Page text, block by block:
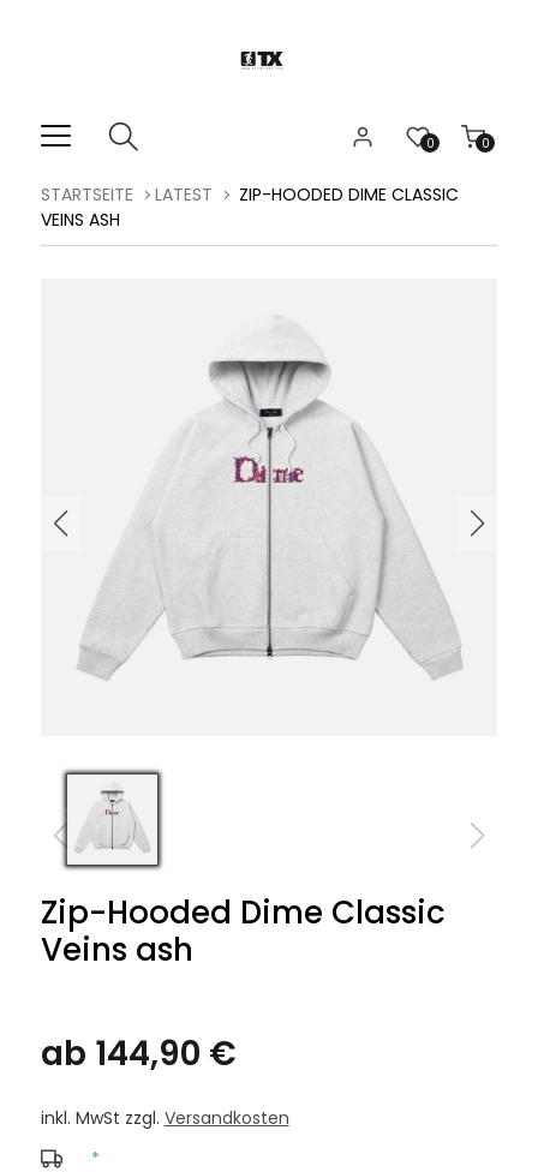
0
0
STARTSEITE LATEST
ZIP-HOODED DIME CLASSIC
VEINS ASH
Zip-Hooded Dime Classic
Veins ash
ab 144,90 €
inkl. MwSt zzgl. Versandkosten
*